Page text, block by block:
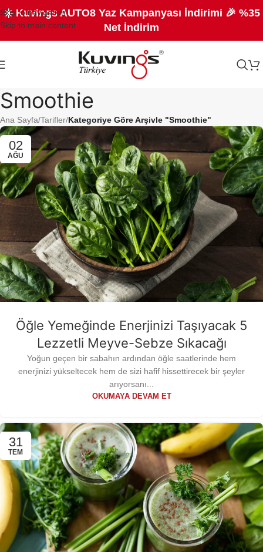
Skip to navigation
Skip to main content
☀️ Kuvings AUTO8 Yaz Kampanyası İndirimi 🎉 %35
Net İndirim
Smoothie
Ana Sayfa/Tarifler/Kategoriye Göre Arşivle "Smoothie"
02
AĞU
Öğle Yemeğinde Enerjinizi Taşıyacak 5
Lezzetli Meyve-Sebze Sıkacağı
Yoğun geçen bir sabahın ardından öğle saatlerinde hem
enerjinizi yükseltecek hem de sizi hafif hissettirecek bir şeyler
arıyorsanı...
OKUMAYA DEVAM ET
31
TEM